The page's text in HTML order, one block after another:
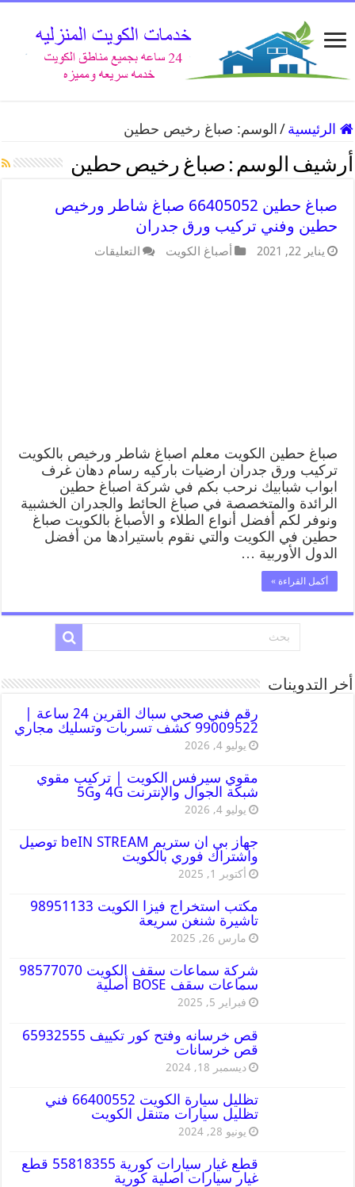
الرئيسية / الوسم: صباغ رخيص حطين
أرشيف الوسم : صباغ رخيص حطين
صباغ حطين 66405052 صباغ شاطر ورخيص
حطين وفني تركيب ورق جدران
يناير 22, 2021 أصباغ الكويت التعليقات
صباغ حطين الكويت معلم اصباغ شاطر ورخيص بالكويت
تركيب ورق جدران ارضيات باركيه رسام دهان غرف
ابواب شبابيك نرحب بكم في شركة اصباغ حطين
الرائدة والمتخصصة في صباغ الحائط والجدران الخشبية
ونوفر لكم أفضل أنواع الطلاء و الأصباغ بالكويت صباغ
حطين في الكويت والتي نقوم باستيرادها من أفضل
الدول الأوربية …
أكمل القراءة »
أخر التدوينات
رقم فني صحي سباك القرين 24 ساعة |
99009522 كشف تسربات وتسليك مجاري
يوليو 4, 2026
مقوي سيرفس الكويت | تركيب مقوي
شبكة الجوال والإنترنت 4G و5G
يوليو 4, 2026
جهاز بي ان ستريم beIN STREAM توصيل
واشتراك فوري بالكويت
أكتوبر 1, 2025
مكتب استخراج فيزا الكويت 98951133
تاشيرة شنغن سريعة
مارس 26, 2025
شركة سماعات سقف الكويت 98577070
سماعات سقف BOSE أصلية
فبراير 5, 2025
قص خرسانه وفتح كور تكييف 65932555
قص خرسانات
ديسمبر 18, 2024
تظليل سيارة الكويت 66400552 فني
تظليل سيارات متنقل الكويت
يونيو 28, 2024
قطع غيار سيارات كورية 55818355 قطع
غيار سيارات اصلية كورية